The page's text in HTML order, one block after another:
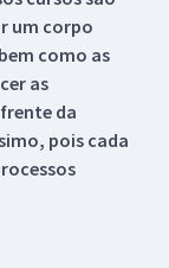
um corpo
como as
as
da
pois cada